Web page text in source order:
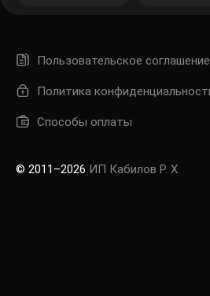
Пользовательское соглашение
Политика конфиденциальности
Способы оплаты
© 2011–2026 ИП Кабилов Р. Х.